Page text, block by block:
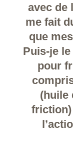
avec de
me fait
que
Puis-je
pour
(huile